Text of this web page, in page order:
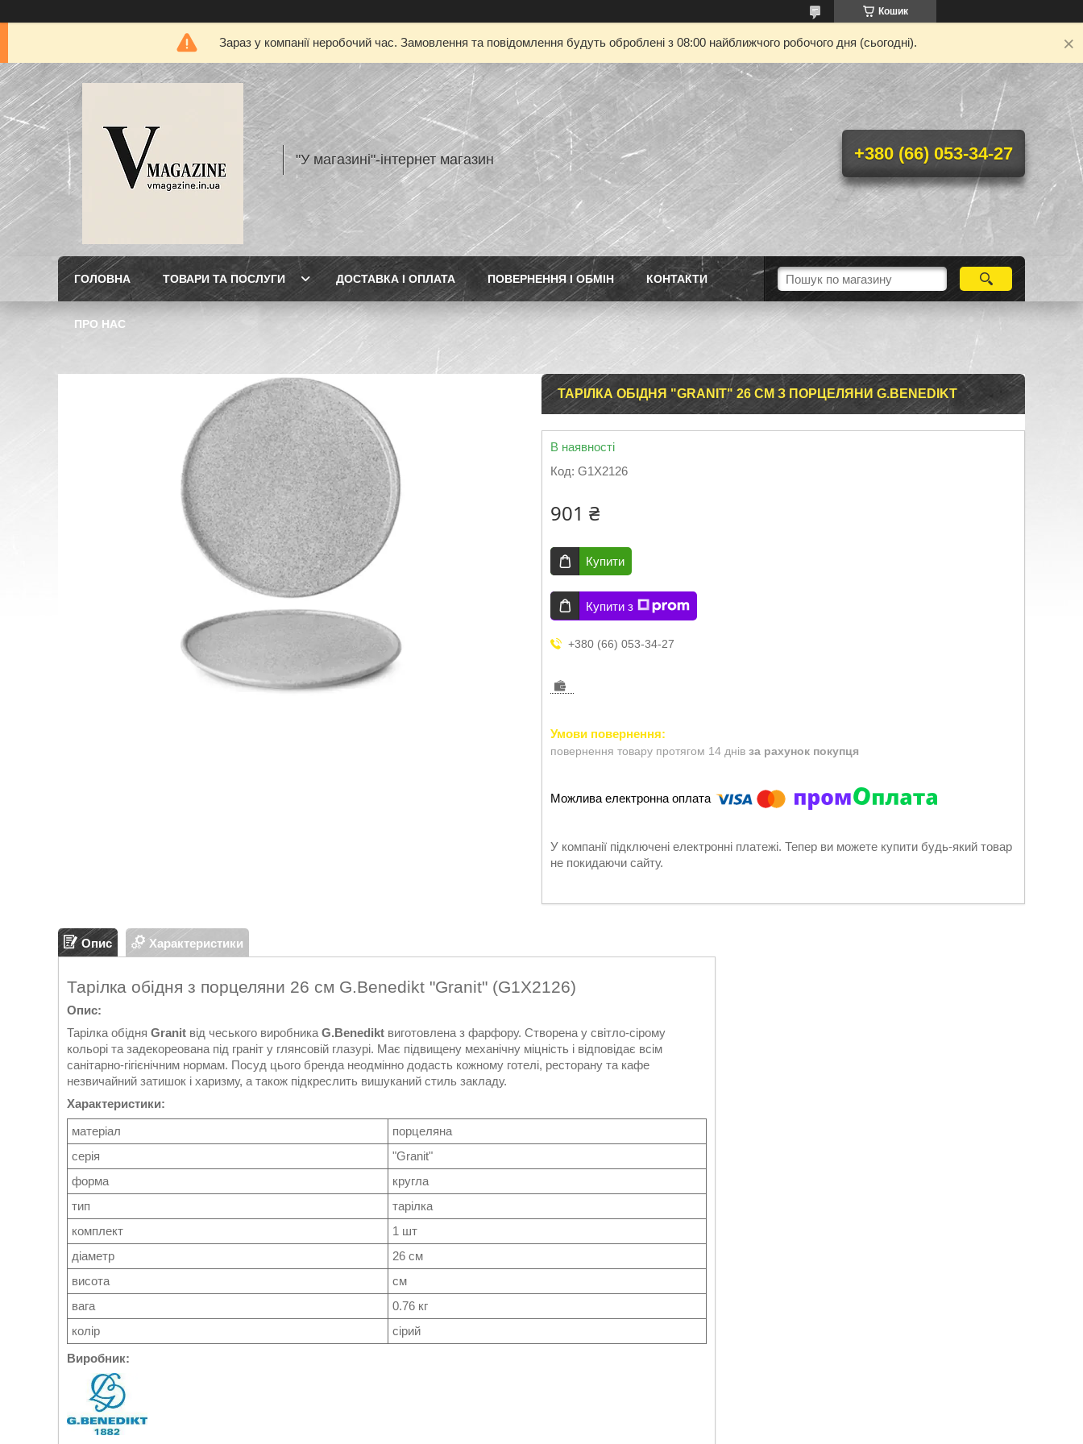
Кошик
Зараз у компанії неробочий час. Замовлення та повідомлення будуть оброблені з 08:00 найближчого робочого дня (сьогодні).
"У магазині"-інтернет магазин +380 (66) 053-34-27
ГОЛОВНА ТОВАРИ ТА ПОСЛУГИ ДОСТАВКА І ОПЛАТА ПОВЕРНЕННЯ І ОБМІН КОНТАКТИ
ПРО НАС
ТАРІЛКА ОБІДНЯ "GRANIT" 26 СМ З ПОРЦЕЛЯНИ G.BENEDIKT
В наявності
Код: G1X2126
901 ₴
Купити
Купити з
+380 (66) 053-34-27
повернення товару протягом 14 днів за рахунок покупця
У компанії підключені електронні платежі. Тепер ви можете купити будь-який товар
не покидаючи сайту.
Опис Характеристики
Тарілка обідня з порцеляни 26 см G.Benedikt "Granit" (G1X2126)
Опис:
Тарілка обідня Granit від чеського виробника G.Benedikt виготовлена з фарфору. Створена у світло-сірому
кольорі та задекореована під граніт у глянсовій глазурі. Має підвищену механічну міцність і відповідає всім
санітарно-гігієнічним нормам. Посуд цього бренда неодмінно додасть кожному готелі, ресторану та кафе
незвичайний затишок і харизму, а також підкреслить вишуканий стиль закладу.
Характеристики:
матеріал
порцеляна
серія
"Granit"
форма
кругла
тип
тарілка
комплект
1 шт
діаметр
26 см
висота
см
вага
0.76 кг
колір
сірий
Виробник: